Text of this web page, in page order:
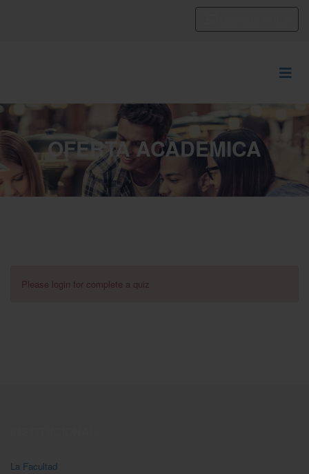
OFERTA ACADEMICA
Please login for complete a quiz
La Facultad